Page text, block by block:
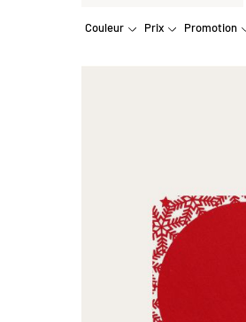
Couleur Prix Promotion